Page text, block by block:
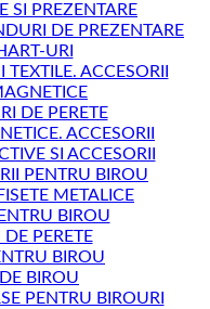
SI PREZENTARE
DE PREZENTARE
URI
ACCESORII
DE PERETE
ACCESORII
SI ACCESORII
PENTRU BIROU
METALICE
BIROU
PERETE
BIROU
BIROU
PENTRU BIROURI